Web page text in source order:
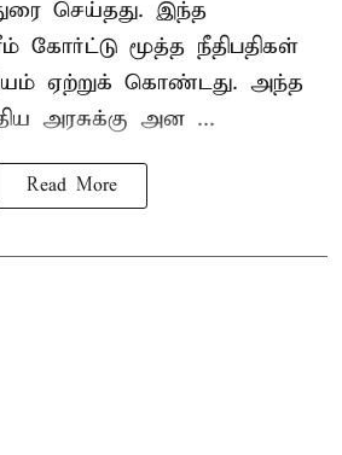
செய்தது. இந்த
கோர்ட்டு மூத்த நீதிபதிகள்
ஏற்றுக் கொண்டது. அந்த
அரசுக்கு அன ...
Read More